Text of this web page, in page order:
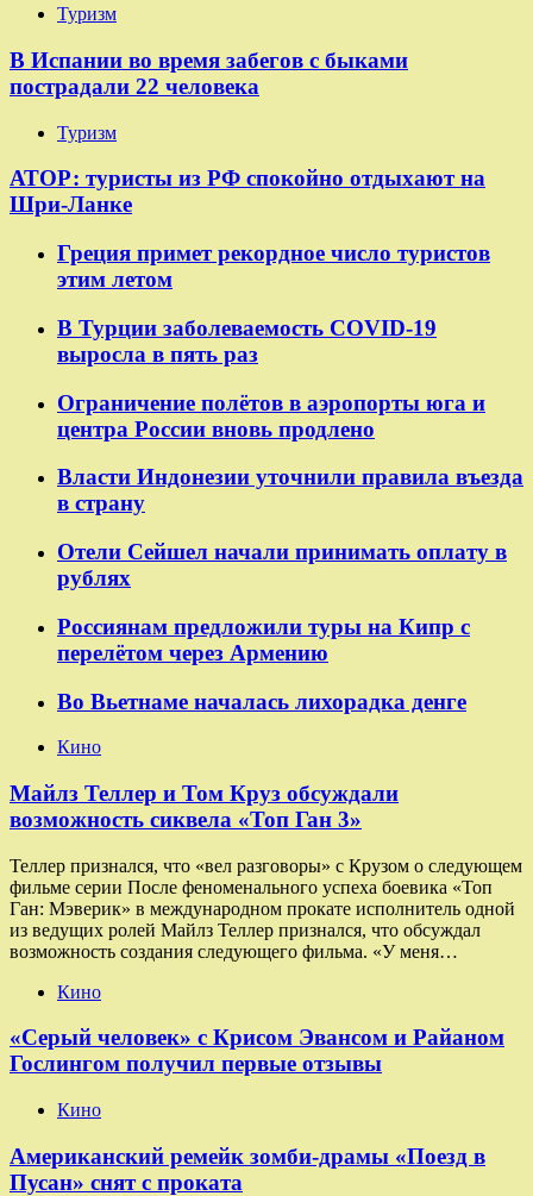
Туризм
В Испании во время забегов с быками
пострадали 22 человека
Туризм
АТОР: туристы из РФ спокойно отдыхают на
Шри-Ланке
Греция примет рекордное число туристов
этим летом
В Турции заболеваемость COVID-19
выросла в пять раз
Ограничение полётов в аэропорты юга и
центра России вновь продлено
Власти Индонезии уточнили правила въезда
в страну
Отели Сейшел начали принимать оплату в
рублях
Россиянам предложили туры на Кипр с
перелётом через Армению
Во Вьетнаме началась лихорадка денге
Кино
Майлз Теллер и Том Круз обсуждали
возможность сиквела «Топ Ган 3»
Теллер признался, что «вел разговоры» с Крузом о следующем
фильме серии После феноменального успеха боевика «Топ
Ган: Мэверик» в международном прокате исполнитель одной
из ведущих ролей Майлз Теллер признался, что обсуждал
возможность создания следующего фильма. «У меня…
Кино
«Серый человек» с Крисом Эвансом и Райаном
Гослингом получил первые отзывы
Кино
Американский ремейк зомби-драмы «Поезд в
Пусан» снят с проката